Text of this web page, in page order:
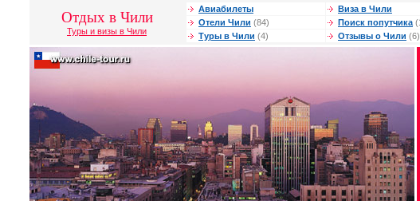
Отдых в Чили
Туры и визы в Чили
Авиабилеты Виза в Чили
Отели Чили (84) Поиск попутчика
Туры в Чили (4) Отзывы о Чили (6)